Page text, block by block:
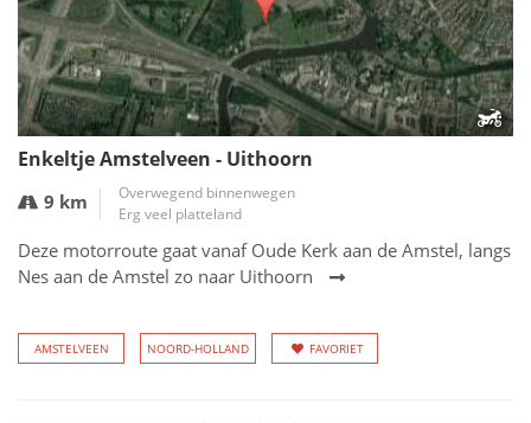
Enkeltje Amstelveen - Uithoorn
9 km
Overwegend binnenwegen
Erg veel platteland
Deze motorroute gaat vanaf Oude Kerk aan de Amstel, langs
Nes aan de Amstel zo naar Uithoorn
AMSTELVEEN NOORD-HOLLAND FAVORIET